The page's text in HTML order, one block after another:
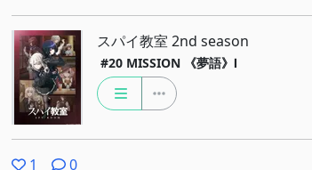
スパイ教室 2nd season
#20 MISSION 《夢語》Ⅰ
1 0